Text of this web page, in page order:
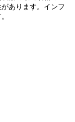
あります。インフ